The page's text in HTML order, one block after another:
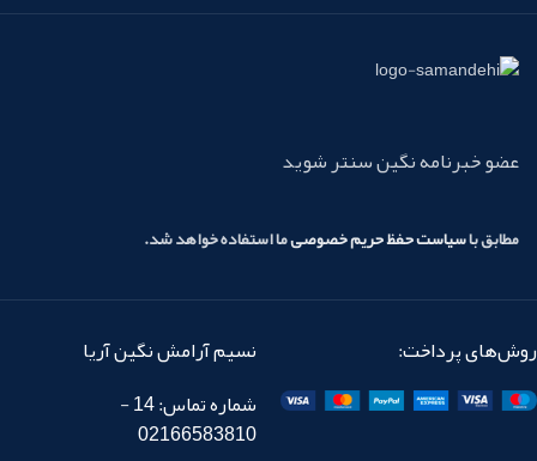
عضو خبرنامه نگین سنتر شوید
مطابق باسیاست حفظ حریم خصوصیما استفاده خواهد شد.
روش‌های پرداخت:
نسیم آرامش نگین آریا
شماره تماس: 14 -
02166583810